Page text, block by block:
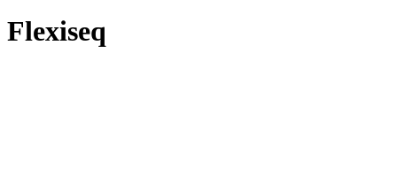
Flexiseq